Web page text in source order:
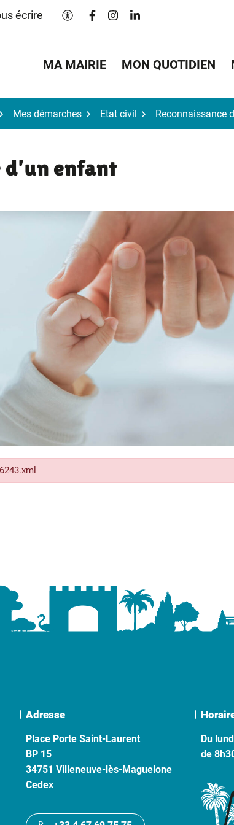
écrire Paramètres d'accessibilité
Lien vers le compte Facebook
Lien vers le compte
Lien vers le compte
MA MAIRIE MON QUOTIDIEN
Mes démarches Etat civil Reconnaissance
d’un enfant
Adresse
Place Porte Saint-Laurent
BP 15
34751 Villeneuve-lès-Maguelone
Cedex
Du
de